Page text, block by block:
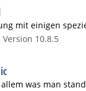
mit einigen
10.8.5
allem was man